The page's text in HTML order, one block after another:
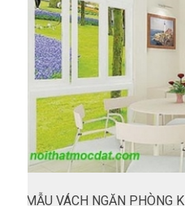
MẪU VÁCH NGĂN PHÒNG